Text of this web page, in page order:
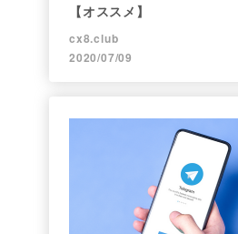
【オススメ】
cx8.club
2020/07/09